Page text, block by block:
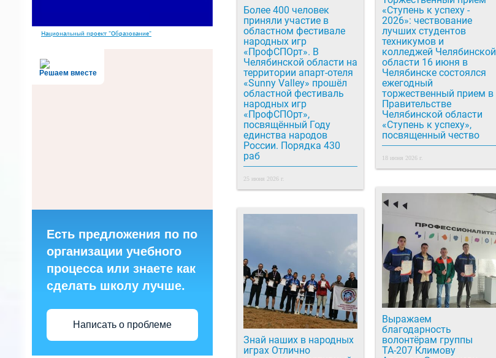
Национальный проект "Образование"
Решаем вместе
Есть предложения по по
организации учебного
процесса или знаете как
сделать школу лучше.
Написать о проблеме
Более 400 человек
приняли участие в
областном фестивале
народных игр
«ПрофСПОрт». В
Челябинской области на
территории апарт-отеля
«Sunny Valley» прошёл
областной фестиваль
народных игр
«ПрофСПОрт»,
посвящённый Году
единства народов
России. Порядка 430
раб
25 июня 2026 г.
Знай наших в народных
играх Отлично
«Ступень к успеху -
2026»: чествование
лучших студентов
техникумов и
колледжей Челябинской
области 16 июня в
Челябинске состоялся
ежегодный
торжественный прием в
Правительстве
Челябинской области
«Ступень к успеху»,
посвященный чество
18 июня 2026 г.
Выражаем
благодарность
волонтёрам группы
ТА-207 Климову